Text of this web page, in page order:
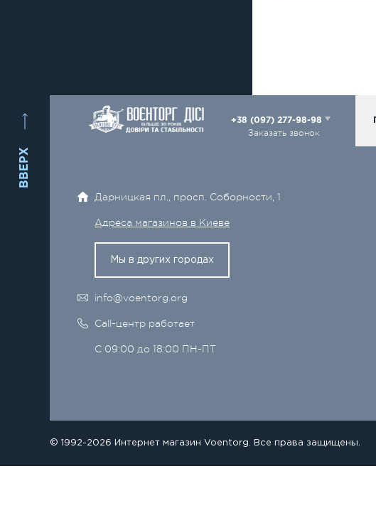
ВВЕРХ
+38 (097) 277-98-98
Заказать звонок
Дарницкая пл., просп. Соборности, 1
Адреса магазинов в Киеве
Мы в других городах
info@voentorg.org
Call-центр работает
С 09:00 до 18:00 ПН-ПТ
© 1992-2026 Интернет магазин Voentorg. Все права защищены.